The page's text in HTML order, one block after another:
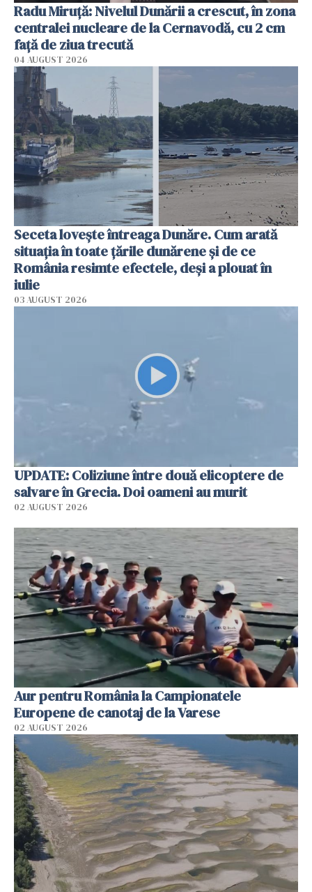
Radu Miruţă: Nivelul Dunării a crescut, în zona
centralei nucleare de la Cernavodă, cu 2 cm
faţă de ziua trecută
04 AUGUST 2026
Seceta lovește întreaga Dunăre. Cum arată
situația în toate țările dunărene și de ce
România resimte efectele, deși a plouat în
iulie
03 AUGUST 2026
UPDATE: Coliziune între două elicoptere de
salvare în Grecia. Doi oameni au murit
02 AUGUST 2026
Aur pentru România la Campionatele
Europene de canotaj de la Varese
02 AUGUST 2026